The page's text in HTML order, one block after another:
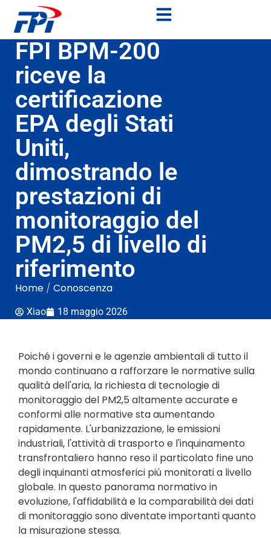
FPI BPM-200
riceve la
certificazione
EPA degli Stati
Uniti,
dimostrando le
prestazioni di
monitoraggio del
PM2,5 di livello di
riferimento
Home / Conoscenza
Xiao 18 maggio 2026
Poiché i governi e le agenzie ambientali di tutto il
mondo continuano a rafforzare le normative sulla
qualità dell'aria, la richiesta di tecnologie di
monitoraggio del PM2,5 altamente accurate e
conformi alle normative sta aumentando
rapidamente. L'urbanizzazione, le emissioni
industriali, l'attività di trasporto e l'inquinamento
transfrontaliero hanno reso il particolato fine uno
degli inquinanti atmosferici più monitorati a livello
globale. In questo panorama normativo in
evoluzione, l'affidabilità e la comparabilità dei dati
di monitoraggio sono diventate importanti quanto
la misurazione stessa.